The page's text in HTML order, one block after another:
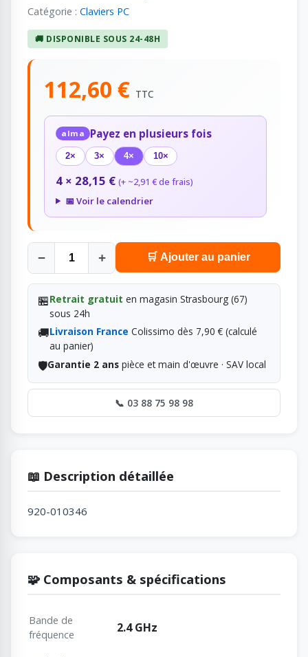
Catégorie : Claviers PC
🚚 DISPONIBLE SOUS 24-48H
112,60 € TTC
alma Payez en plusieurs fois
2× 3× 4× 10×
4 × 28,15 € (+ ~2,91 € de frais)
📅 Voir le calendrier
− + 🛒 Ajouter au panier
🏪Retrait gratuit en magasin Strasbourg (67)
sous 24h
🚚Livraison France Colissimo dès 7,90 € (calculé
au panier)
🛡️Garantie 2 anspièce et main d'œuvre · SAV local
📞 03 88 75 98 98
📖 Description détaillée
920-010346
🧩 Composants & spécifications
Bande de
fréquence
2.4 GHz